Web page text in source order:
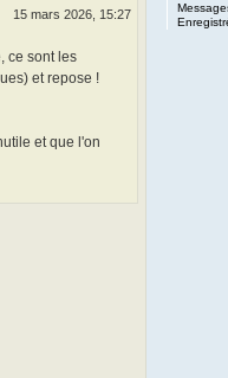
15 mars 2026, 15:27
ce sont les
et repose !
et que l'on